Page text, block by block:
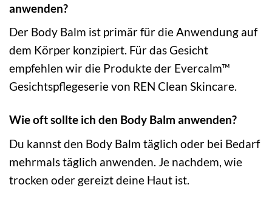
anwenden?
Der Body Balm ist primär für die Anwendung auf
dem Körper konzipiert. Für das Gesicht
empfehlen wir die Produkte der Evercalm™
Gesichtspflegeserie von REN Clean Skincare.
Wie oft sollte ich den Body Balm anwenden?
Du kannst den Body Balm täglich oder bei Bedarf
mehrmals täglich anwenden. Je nachdem, wie
trocken oder gereizt deine Haut ist.